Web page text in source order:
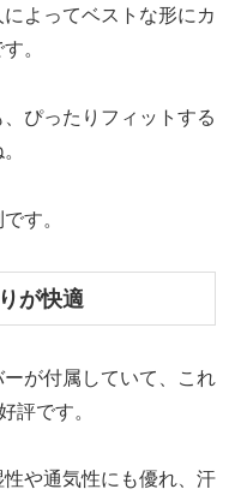
よってベストな形にカ
。
ぴったりフィットする
す。
が快適
が付属していて、これ
評です。
や通気性にも優れ、汗